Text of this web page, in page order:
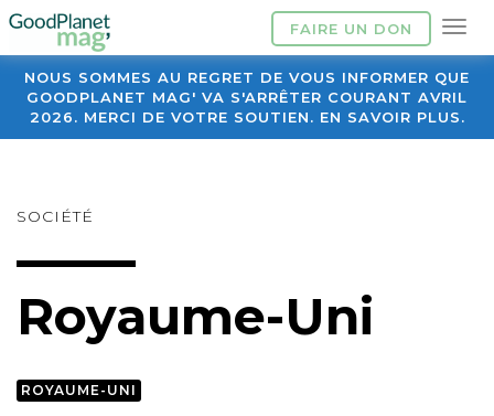
FAIRE UN DON
NOUS SOMMES AU REGRET DE VOUS INFORMER QUE
GOODPLANET MAG' VA S'ARRÊTER COURANT AVRIL
2026. MERCI DE VOTRE SOUTIEN. EN SAVOIR PLUS.
SOCIÉTÉ
Royaume-Uni
ROYAUME-UNI